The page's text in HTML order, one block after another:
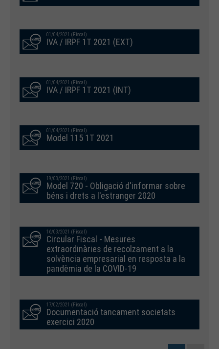
01/04/2021 (Fiscal)
IVA / IRPF 1T 2021 (EXT)
01/04/2021 (Fiscal)
IVA / IRPF 1T 2021 (INT)
01/04/2021 (Fiscal)
Model 115 1T 2021
19/03/2021 (Fiscal)
Model 720 - Obligació d'informar sobre
béns i drets a l'estranger 2020
16/03/2021 (Fiscal)
Circular Fiscal - Mesures
extraordinàries de recolzament a la
solvència empresarial en resposta a la
pandèmia de la COVID-19
17/02/2021 (Fiscal)
Documentació tancament societats
exercici 2020